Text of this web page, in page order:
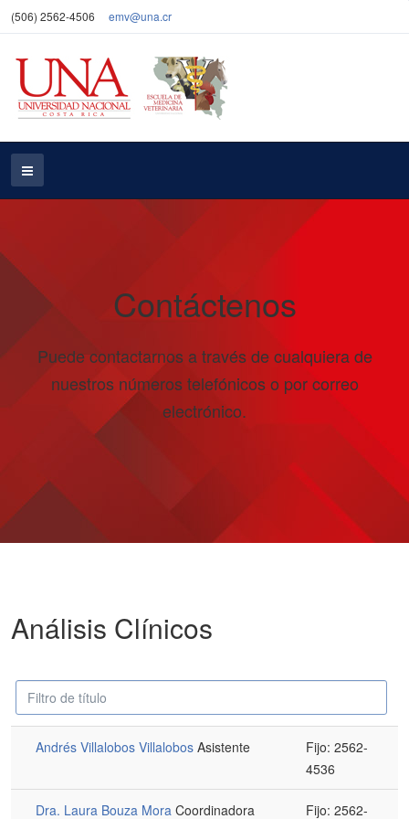
(506) 2562-4506 emv@una.cr
Contáctenos
Puede contactarnos a través de cualquiera de
nuestros números telefónicos o por correo
electrónico.
Análisis Clínicos
Despublicado Campo
'Filtrar'
Andrés Villalobos Villalobos Asistente
Fijo: 2562-
4536
Dra. Laura Bouza Mora Coordinadora Fijo: 2562-